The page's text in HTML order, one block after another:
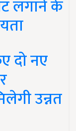
लगाने के
दो नए
उन्नत